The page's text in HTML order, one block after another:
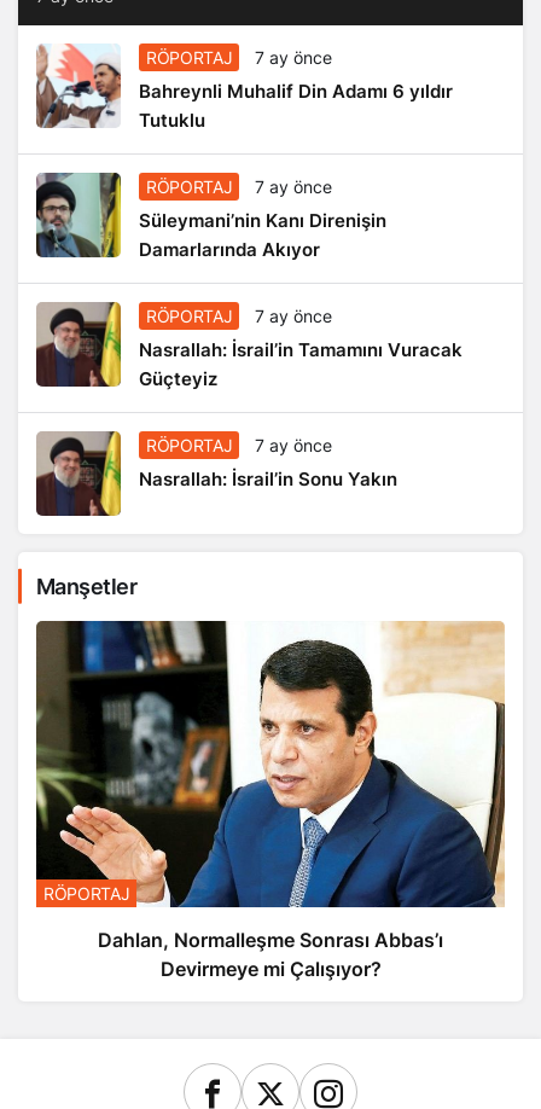
RÖPORTAJ 7 ay önce
Bahreynli Muhalif Din Adamı 6 yıldır
Tutuklu
RÖPORTAJ 7 ay önce
Süleymani’nin Kanı Direnişin
Damarlarında Akıyor
RÖPORTAJ 7 ay önce
Nasrallah: İsrail’in Tamamını Vuracak
Güçteyiz
RÖPORTAJ 7 ay önce
Nasrallah: İsrail’in Sonu Yakın
Manşetler
RÖPORTAJ
Dahlan, Normalleşme Sonrası Abbas’ı
Devirmeye mi Çalışıyor?